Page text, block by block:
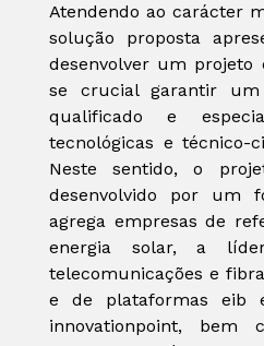
Atendendo ao carácter
solução proposta
desenvolver um projeto
se crucial garantir
qualificado e
tecnológicas e técnico-
Neste sentido, o
desenvolvido por um
agrega empresas de
energia solar, a
telecomunicações e
e de plataformas eib
innovationpoint, bem